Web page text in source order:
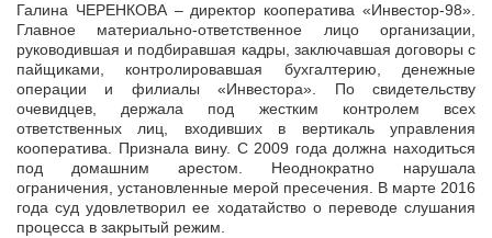
Галина ЧЕРЕНКОВА – директор кооператива «Инвестор-98».
Главное материально-ответственное лицо организации,
руководившая и подбиравшая кадры, заключавшая договоры с
пайщиками, контролировавшая бухгалтерию, денежные
операции и филиалы «Инвестора». По свидетельству
очевидцев, держала под жестким контролем всех
ответственных лиц, входивших в вертикаль управления
кооператива. Признала вину. С 2009 года должна находиться
под домашним арестом. Неоднократно нарушала
ограничения, установленные мерой пресечения. В марте 2016
года суд удовлетворил ее ходатайство о переводе слушания
процесса в закрытый режим.